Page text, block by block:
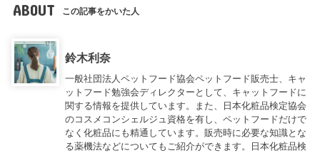
ABOUT この記事をかいた人
鈴木利奈
一般社団法人ペットフード協会ペットフード販売士、キャ
ットフード勉強会ディレクターとして、キャットフードに
関する情報を提供しています。また、日本化粧品検定協会
のコスメコンシェルジュ資格を有し、ペットフードだけで
なく化粧品にも精通しています。販売時に必要な知識とな
る薬機法などについてもご紹介ができます。日本化粧品検